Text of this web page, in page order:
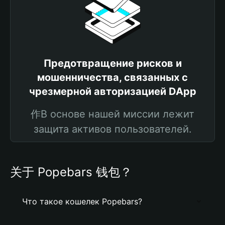
Предотвращение рисков и
мошенничества, связанных с
чрезмерной авторизацией DApp
作В основе нашей миссии лежит
защита активов пользователей.
关于 Popebars 钱包？
Что такое кошелек Popebars?